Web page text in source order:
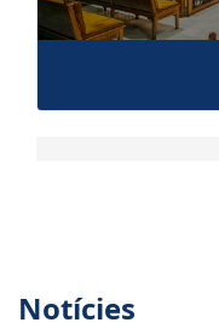
Notícies